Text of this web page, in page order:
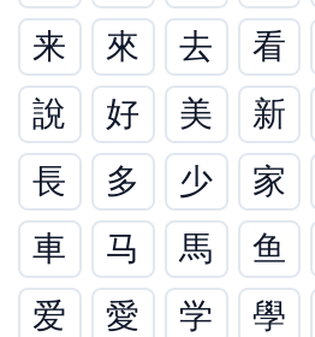
来
來 去 看
說
好 美 新
長
多 少 家
車
马 馬 鱼
爱
愛 学 學